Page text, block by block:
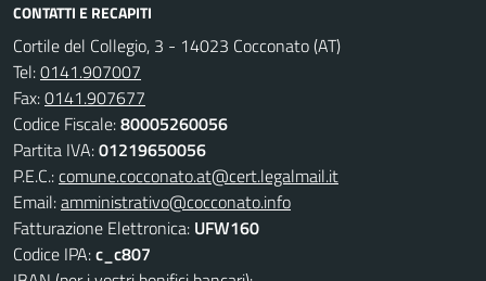
CONTATTI E RECAPITI
Cortile del Collegio, 3 - 14023 Cocconato (AT)
Tel:0141.907007
Fax:0141.907677
Codice Fiscale:80005260056
Partita IVA:01219650056
P.E.C.:comune.cocconato.at@cert.legalmail.it
Email:amministrativo@cocconato.info
Fatturazione Elettronica: UFW160
Codice IPA:c_c807